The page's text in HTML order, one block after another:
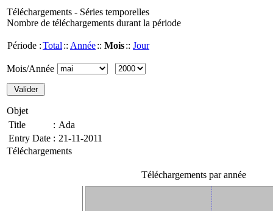
Téléchargements - Séries temporelles
Nombre de téléchargements durant la période
Période :Total :: Année:: Mois:: Jour
Mois/Année
Objet
Title
: Ada
Entry Date : 21-11-2011
Téléchargements
Téléchargements par année